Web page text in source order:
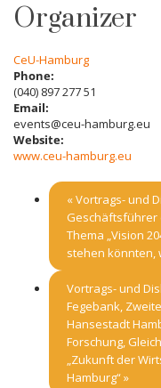
Organizer
CeU-Hamburg
Phone:
(040) 897 277 51
Email:
events@ceu-hamburg.eu
Website:
www.ceu-hamburg.eu
«Vortrags- und
Geschäftsführer
Thema „Vision
stehen könnten,
Vortrags- und
Fegebank,
Hansestadt
Forschung,
„Zukunft der
Hamburg“»